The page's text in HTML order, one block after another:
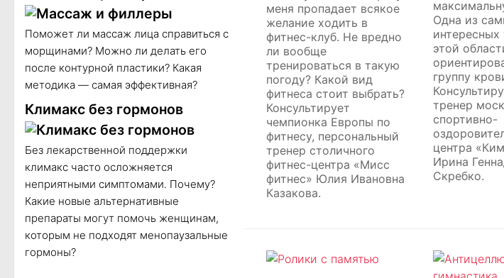
меня пропадает всякое
желание ходить в
фитнес-клуб. Не вредно
ли вообще
тренироваться в такую
погоду? Какой вид
фитнеса стоит выбрать?
Консультирует
чемпионка Европы по
фитнесу, персональный
тренер столичного
фитнес-центра «Мисс
фитнес» Юлия Ивановна
Казакова.
Одна из
интересных
этой
группу
тренер
спортивно-
центра
Ирина
Скребко.
Поможет ли массаж лица справиться с
морщинами? Можно ли делать его
после контурной пластики? Какая
методика — самая эффективная?
Климакс без гормонов
Без лекарственной поддержки
климакс часто осложняется
неприятными симптомами. Почему?
Какие новые альтернативные
препараты могут помочь женщинам,
которым не подходят менопаузальные
гормоны?